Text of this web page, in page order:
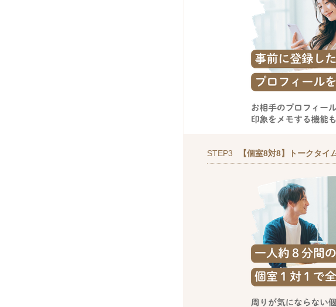
STEP3 【個室8対8】トークタイ